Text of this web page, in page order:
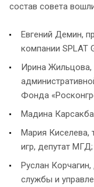
состав совета
Евгений Демин,
компании SPLAT
Ирина Жильцова,
Фонда
Мадина
Мария Киселева,
игр, депутат МГД;
Руслан
службы и